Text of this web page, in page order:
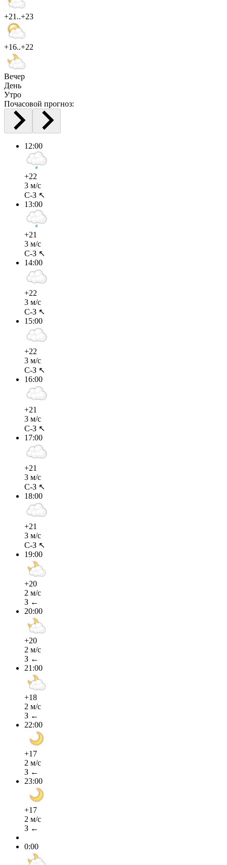
+21..+23
+16..+22
Вечер
День
Утро
Почасовой прогноз:
12:00
+22
3 м/с
С-З ↖
13:00
+21
3 м/с
С-З ↖
14:00
+22
3 м/с
С-З ↖
15:00
+22
3 м/с
С-З ↖
16:00
+21
3 м/с
С-З ↖
17:00
+21
3 м/с
С-З ↖
18:00
+21
3 м/с
С-З ↖
19:00
+20
2 м/с
З ←
20:00
+20
2 м/с
З ←
21:00
+18
2 м/с
З ←
22:00
+17
2 м/с
З ←
23:00
+17
2 м/с
З ←
0:00